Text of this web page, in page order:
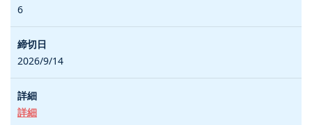
6
2026/9/14
詳細